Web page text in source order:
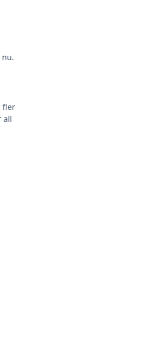
fler
all